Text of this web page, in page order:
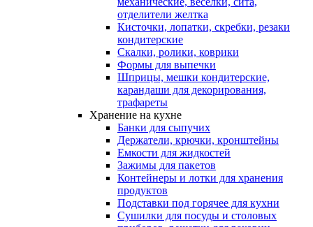
отделители желтка
Кисточки, лопатки, скребки, резаки
кондитерские
Скалки, ролики, коврики
Формы для выпечки
Шприцы, мешки кондитерские,
карандаши для декорирования,
трафареты
Хранение на кухне
Банки для сыпучих
Держатели, крючки, кронштейны
Емкости для жидкостей
Зажимы для пакетов
Контейнеры и лотки для хранения
продуктов
Подставки под горячее для кухни
Сушилки для посуды и столовых